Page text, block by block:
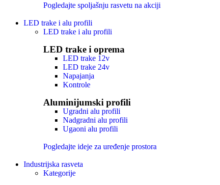
Pogledajte spoljašnju rasvetu na akciji
LED trake i alu profili
LED trake i alu profili
LED trake i oprema
LED trake 12v
LED trake 24v
Napajanja
Kontrole
Aluminijumski profili
Ugradni alu profili
Nadgradni alu profili
Ugaoni alu profili
Pogledajte ideje za uređenje prostora
Industrijska rasveta
Kategorije